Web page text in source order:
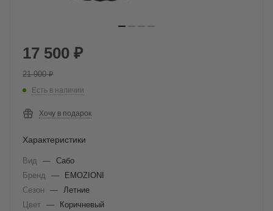
17 500 ₽
21 900₽
Есть в наличии
Хочу в подарок
Характеристики
Вид — Сабо
Бренд
—
EMOZIONI
Сезон
—
Летние
Цвет —
Коричневый